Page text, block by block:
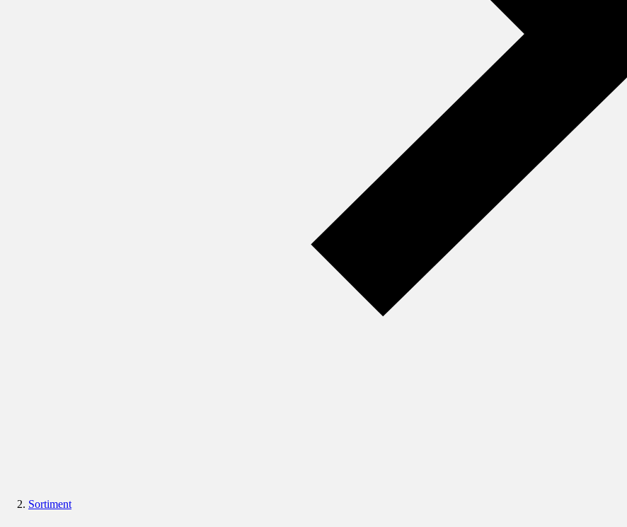
Sortiment